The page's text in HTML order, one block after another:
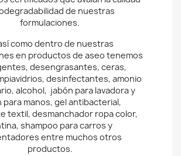
de nuestras
formulaciones.
como dentro de nuestras
en productos de aseo tenemos
desengrasantes, ceras,
desinfectantes, amonio
alcohol, jabón para lavadora y
para manos, gel antibacterial,
textil, desmanchador ropa color,
shampoo para carros y
entre muchos otros
productos.